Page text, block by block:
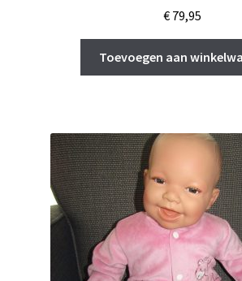
€79,95
Toevoegen aan